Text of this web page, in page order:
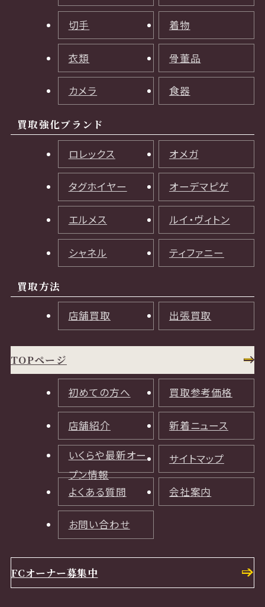
切手 着物
衣類 骨董品
カメラ 食器
買取強化ブランド
ロレックス オメガ
タグホイヤー オーデマピゲ
エルメス ルイ・ヴィトン
シャネル ティファニー
買取方法
店舗買取 出張買取
TOPページ
初めての方へ 買取参考価格
店舗紹介 新着ニュース
いくらや最新オー
プン情報
サイトマップ
よくある質問 会社案内
お問い合わせ
FCオーナー募集中